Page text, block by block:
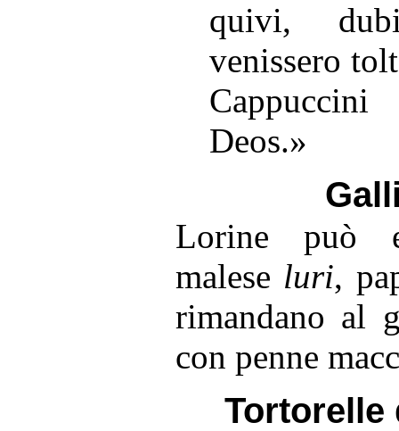
quivi,
venissero
Deos.»
Lorine può
malese luri,
rimandano al
con penne
Tortorelle